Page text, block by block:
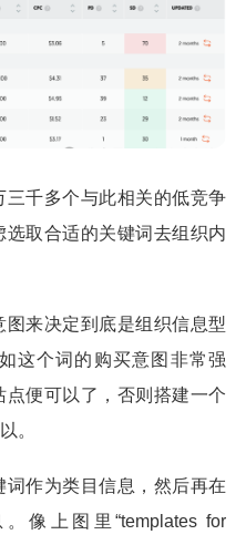
千多个与此相关的低竞争
取合适的关键词去组织内
来决定到底是组织信息型
这个词的购买意图非常强
便可以了，否则搭建一个
。
作为类目信息，然后再在
像上图里“templates for